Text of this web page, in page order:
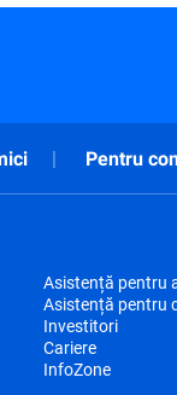
Pentru
Asistență pentru
Asistență pentru
Investitori
Cariere
InfoZone